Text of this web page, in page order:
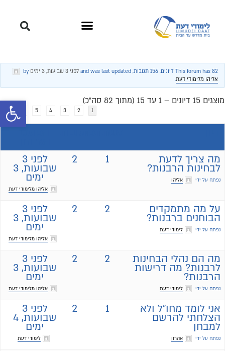
פתח
This forum has 82 דיונים, 156 תגובות, and was last updated לפני 3 שבועות, 3 ימים
אליהו מלימודי דעת.
מוצגים 15 דיונים – 1 עד 15 (מתוך 82 סה״כ)
1
2
3
4
5
←
מה צריך לדעת
לבחינות הרבנות?
נפתח על ידי אליהו
1
2 לפני 3
שבועות, 3
ימים
אליהו מלימודי דעת
על מה מתמקדים
הבוחנים ברבנות?
נפתח על ידי לימודי דעת
2
2 לפני 3
שבועות, 3
ימים
אליהו מלימודי דעת
מה הם נהלי הבחינות
לרבנות? מה דרישות
הרבנות?
נפתח על ידי לימודי דעת
2
2 לפני 3
שבועות, 3
ימים
אליהו מלימודי דעת
אני לומד מחו"ל ולא
הצלחתי להרשם
למבחן
נפתח על ידי אהרון
1
2 לפני 3
שבועות, 4
ימים
לימודי דעת